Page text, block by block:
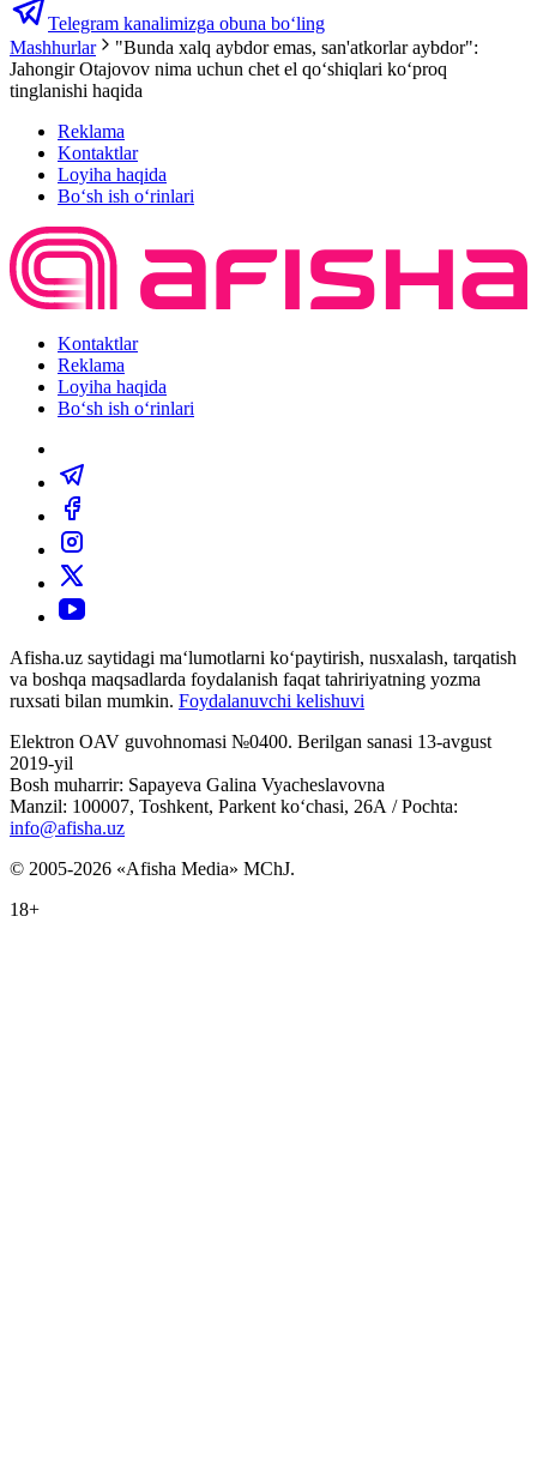
Telegram kanalimizga obuna bo‘ling
Mashhurlar
"Bunda xalq aybdor emas, san'atkorlar aybdor":
Jahongir Otajovov nima uchun chet el qoʻshiqlari koʻproq
tinglanishi haqida
Reklama
Kontaktlar
Loyiha haqida
Bo‘sh ish o‘rinlari
Kontaktlar
Reklama
Loyiha haqida
Bo‘sh ish o‘rinlari
Afisha.uz saytidagi ma‘lumotlarni ko‘paytirish, nusxalash, tarqatish
va boshqa maqsadlarda foydalanish faqat tahririyatning yozma
ruxsati bilan mumkin. Foydalanuvchi kelishuvi
Elektron OAV guvohnomasi №0400. Berilgan sanasi 13-avgust
2019-yil
Bosh muharrir: Sapayeva Galina Vyacheslavovna
Manzil: 100007, Toshkent, Parkent ko‘chasi, 26А / Pochta:
info@afisha.uz
© 2005-2026 «Afisha Media» MChJ.
18+